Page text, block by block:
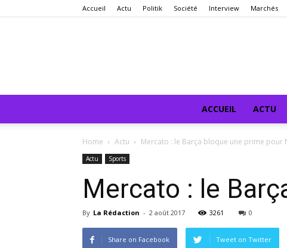
Accueil Actu Politik Société Interview Marchés
ACCUEIL ACTU
Home Actu Mercato : le Barça bloque une prime pour
Actu Sports
Mercato : le
By La Rédaction - 2 août 2017 3261 0
Share on Facebook Tweet on Twitter